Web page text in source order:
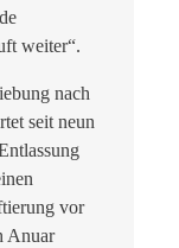
weiter“.
nach
seit neun
vor
Anuar